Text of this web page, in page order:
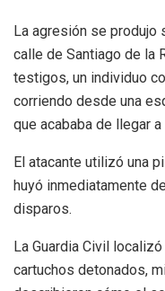
La agresión se produjo
calle de Santiago de la
testigos, un individuo
corriendo desde una
que acababa de llegar
El atacante utilizó una
huyó inmediatamente
disparos.
La Guardia Civil
cartuchos detonados,